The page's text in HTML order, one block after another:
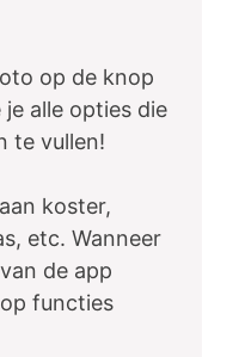
op de knop
alle opties die
te vullen!
koster,
etc. Wanneer
de app
functies